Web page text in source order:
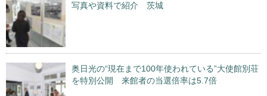
写真や資料で紹介 茨城
奥日光の“現在まで100年使われている”大使館別荘
を特別公開 来館者の当選倍率は5.7倍